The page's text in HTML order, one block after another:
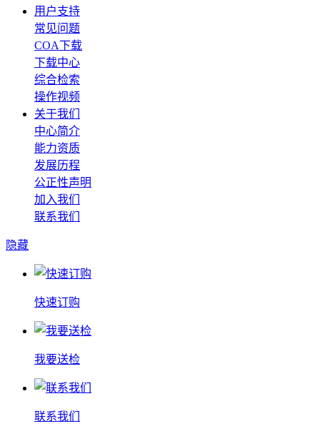
用户支持
常见问题
COA下载
下载中心
综合检索
操作视频
关于我们
中心简介
能力资质
发展历程
公正性声明
加入我们
联系我们
隐藏
快速订购
我要送检
联系我们